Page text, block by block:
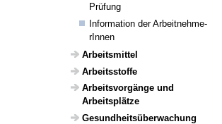
Prüfung
Infor­ma­tion der Arbeit­neh­me­
rInnen
Arbeits­mittel
Arbeitss­toffe
Arbeits­vor­gänge und
Arbeits­plätze
Gesund­heits­über­wa­chung